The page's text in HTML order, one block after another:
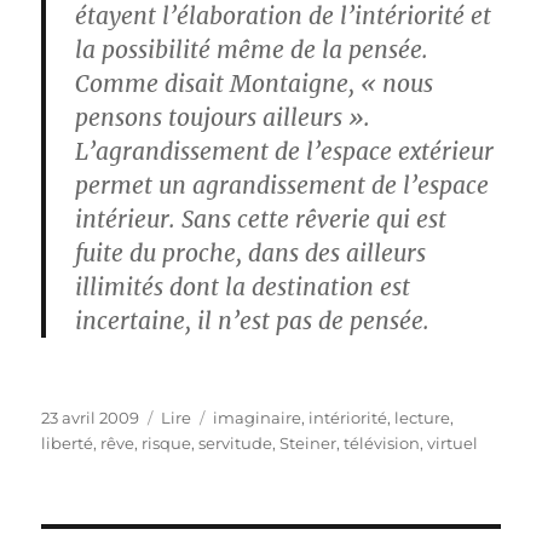
étayent l’élaboration de l’intériorité et
la possibilité même de la pensée.
Comme disait Montaigne, « nous
pensons toujours ailleurs ».
L’agrandissement de l’espace extérieur
permet un agrandissement de l’espace
intérieur. Sans cette rêverie qui est
fuite du proche, dans des ailleurs
illimités dont la destination est
incertaine, il n’est pas de pensée.
Publié
le
23 avril 2009 Catégories
Lire Étiquettes
imaginaire, intériorité, lecture,
liberté, rêve, risque,servitude,Steiner,télévision,virtuel